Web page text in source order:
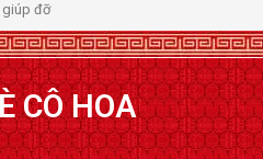
giúp đỡ
CÔ HOA